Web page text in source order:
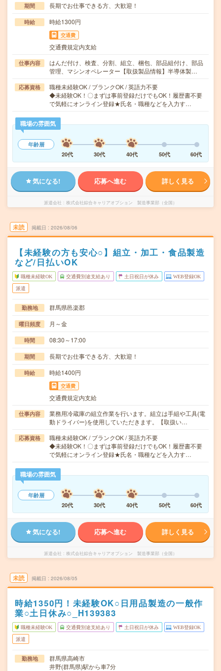
期間 長期でお仕事できる方、大歓迎！
時給 時給1300円
交通費
交通費規定内支給
仕事内容
はんだ付け、検査、分割、組立、梱包、部品組付け、部品
管理、マシンオペレーター【取扱製品情報】半導体製…
応募資格
職種未経験OK / ブランクOK / 英語力不要
◆未経験OK！〇まずは事前登録だけでもOK！履歴書不要
で気軽にオンライン登録★氏名・職種などを入力す…
職場の雰囲気
年齢層
20代
30代 40代 50代 60代
気になる! 応募へ進む 詳しく見る
派遣会社 株式会社綜合キャリアオプション 製造事業部（全国）
未読 掲載日 2026/08/06
【未経験の方も安心○】組立・加工・食品製造
など/日払いOK
職種未経験OK 交通費別途支給あり 土日祝日が休み WEB登録OK
派遣
勤務地 群馬県邑楽郡
曜日頻度 月～金
時間 08:30～17:00
期間 長期でお仕事できる方、大歓迎！
時給 時給1400円
交通費
交通費規定内支給
仕事内容
業務用冷蔵庫の組立作業を行います。組立は手組や工具(電
動ドライバー)を使用していただきます。【取扱い…
応募資格
職種未経験OK / ブランクOK / 英語力不要
◆未経験OK！〇まずは事前登録だけでもOK！履歴書不要
で気軽にオンライン登録★氏名・職種などを入力す…
職場の雰囲気
年齢層
20代
30代 40代 50代 60代
気になる! 応募へ進む 詳しく見る
派遣会社 株式会社綜合キャリアオプション 製造事業部（全国）
未読 掲載日 2026/08/05
時給1350円！未経験OK○日用品製造の一般作
業○土日休み○_H139383
職種未経験OK 交通費別途支給あり 土日祝日が休み WEB登録OK
派遣
勤務地
群馬県高崎市
井野(群馬県)駅から車7分